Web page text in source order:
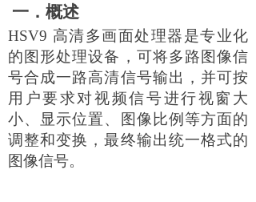
一．概述
HSV9 高清多画面处理器是专业化
的图形处理设备，可将多路图像信
号合成一路高清信号输出，并可按
用户要求对视频信号进行视窗大
小、显示位置、图像比例等方面的
调整和变换，最终输出统一格式的
图像信号。